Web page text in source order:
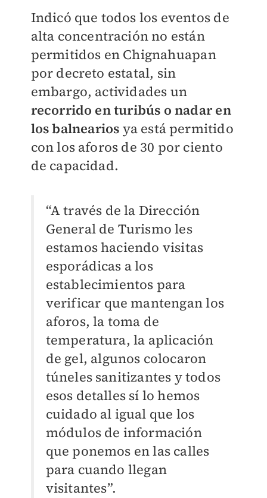
Indicó que todos los eventos de
alta concentración no están
permitidos en Chignahuapan
por decreto estatal, sin
embargo, actividades un
recorrido en turibús o nadar en
los balnearios ya está permitido
con los aforos de 30 por ciento
de capacidad.
“A través de la Dirección
General de Turismo les
estamos haciendo visitas
esporádicas a los
establecimientos para
verificar que mantengan los
aforos, la toma de
temperatura, la aplicación
de gel, algunos colocaron
túneles sanitizantes y todos
esos detalles sí lo hemos
cuidado al igual que los
módulos de información
que ponemos en las calles
para cuando llegan
visitantes”.